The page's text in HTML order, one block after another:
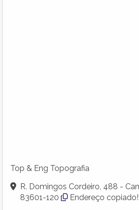
Top & Eng Topografia
R. Domingos Cordeiro, 488 -
83601-120
Endereço copiado!